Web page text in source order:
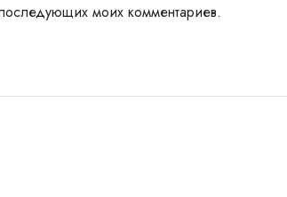
моих комментариев.